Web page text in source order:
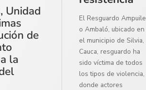
Unidad
de
la
El Resguardo Ampuile
o Ambaló, ubicado en
el municipio de Silvia,
Cauca, resguardo ha
sido víctima de todos
los tipos de violencia,
donde actores